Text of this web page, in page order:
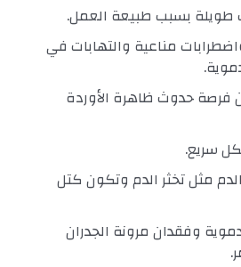
بسبب طبيعة العمل.
مناعية والتهابات في
فرصة حدوث ظاهرة الأوردة
سريع.
مثل تخثر الدم وتكون كتل
وفقدان مرونة الجدران